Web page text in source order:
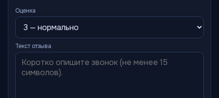
Оценка
Текст отзыва